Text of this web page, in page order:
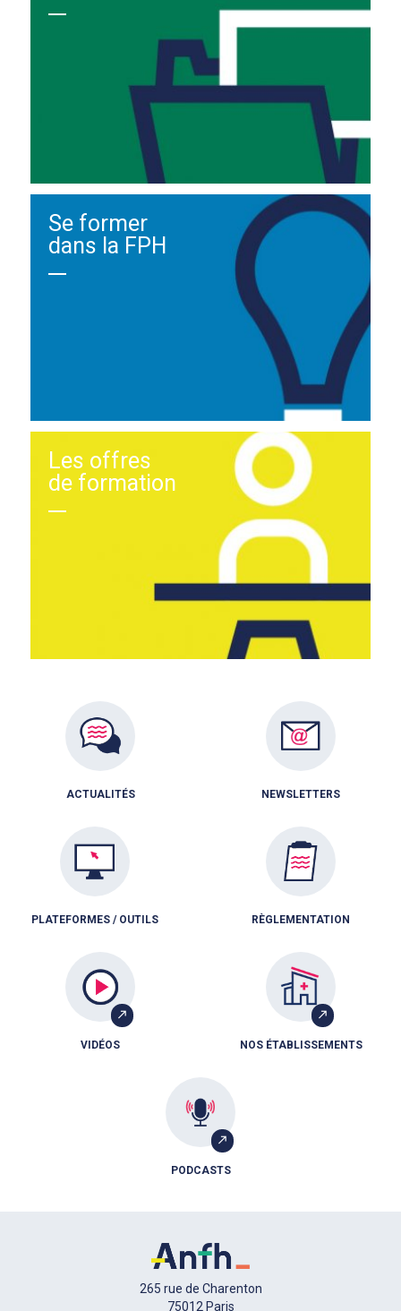
Se former
dans la FPH
Les offres
de formation
ACTUALITÉS NEWSLETTERS
PLATEFORMES / OUTILS RÈGLEMENTATION
VIDÉOS NOS ÉTABLISSEMENTS
PODCASTS
265 rue de Charenton
75012 Paris